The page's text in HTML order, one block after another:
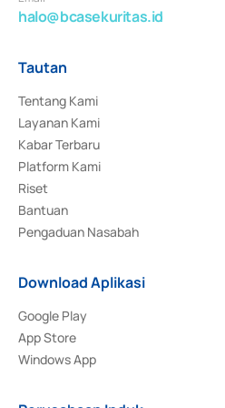
halo@bcasekuritas.id
Tautan
Tentang Kami
Layanan Kami
Kabar Terbaru
Platform Kami
Riset
Bantuan
Pengaduan Nasabah
Download Aplikasi
Google Play
App Store
Windows App